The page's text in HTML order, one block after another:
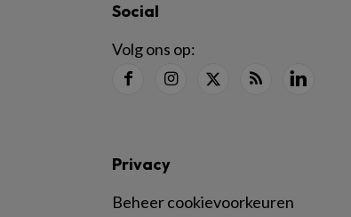
Social
Volg ons op:
Privacy
Beheer cookievoorkeuren